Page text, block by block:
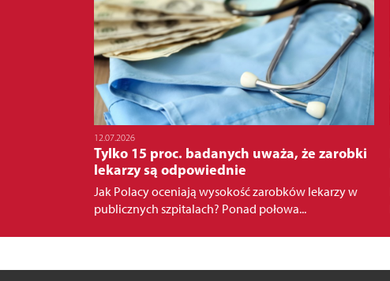
12.07.2026
Tylko 15 proc. badanych uważa, że zarobki
lekarzy są odpowiednie
Jak Polacy oceniają wysokość zarobków lekarzy w
publicznych szpitalach? Ponad połowa...